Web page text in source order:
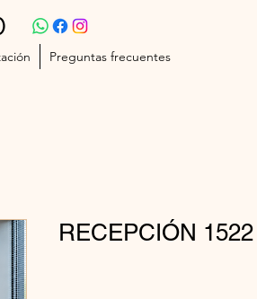
Preguntas frecuentes
RECEPCIÓN 1522